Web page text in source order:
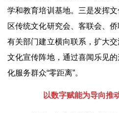
学和教育培训基地。三是发挥
区传统文化研究会、客联会、
有关部门建立横向联系，扩大
文化宣传阵地，通过喜闻乐见
化服务群众“零距离”。
以数字赋能为导向推